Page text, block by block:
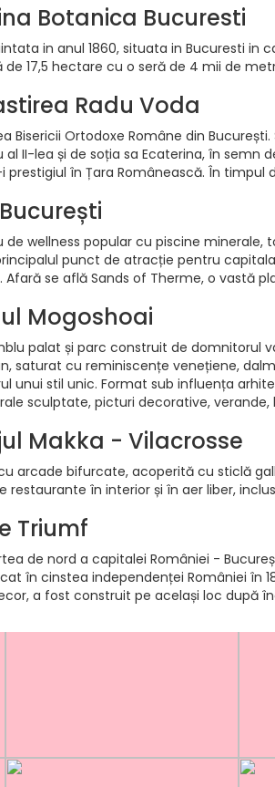
Botanica Bucuresti
in anul 1860, situata in Bucuresti in
de 17,5 hectare cu o seră de 4 mii de
Radu Voda
Bisericii Ortodoxe Române din
al II-lea și de soția sa Ecaterina, în
prestigiul în Țara Românească. În
de wellness popular cu piscine minerale,
punct de atracție pentru capitala
Afară se află Sands of Therme, o vastă
Mogoshoai
palat și parc construit de domnitorul
saturat cu reminiscențe venețiene,
unui stil unic. Format sub influența
sculptate, picturi decorative, verande,
Makka - Vilacrosse
arcade bifurcate, acoperită cu sticlă
restaurante în interior și în aer liber,
Triumf
de nord a capitalei României -
în cinstea independenței României în
a fost construit pe același loc după